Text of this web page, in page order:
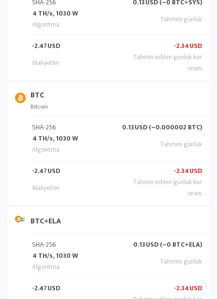
4 TH/s, 1030 W
-2.47USD -2.34USD
BTC
Bitcoin
SHA-256
4 TH/s, 1030 W
0.13USD (~0.000002 BTC)
-2.47USD -2.34USD
BTC+ELA
SHA-256
4 TH/s, 1030 W
0.13USD (~0 BTC+ELA)
-2.47USD -2.34USD